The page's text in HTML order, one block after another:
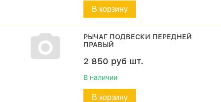
В корзину
РЫЧАГ ПОДВЕСКИ ПЕРЕДНЕЙ
ПРАВЫЙ
2 850 руб шт.
В наличии
В корзину